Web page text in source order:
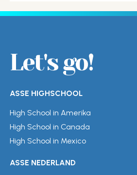
Let's go!
ASSE HIGHSCHOOL
High School in Amerika
High School in Canada
High School in Mexico
ASSE NEDERLAND